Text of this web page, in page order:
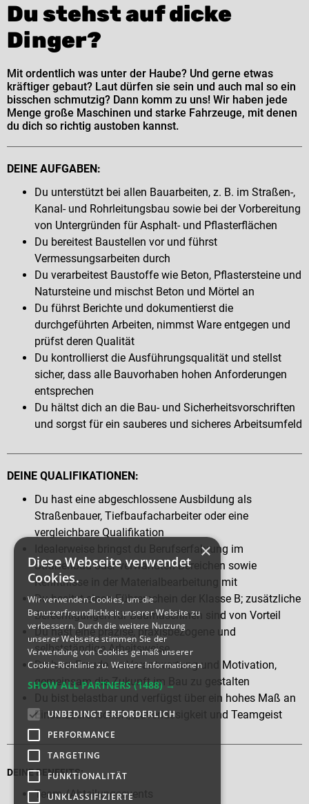
Du stehst auf dicke
Dinger?
Mit ordentlich was unter der Haube? Und gerne etwas
kräftiger gebaut? Laut dürfen sie sein und auch mal so ein
bisschen schmutzig? Dann komm zu uns! Wir haben jede
Menge große Maschinen und starke Fahrzeuge, mit denen
du dich so richtig austoben kannst.
DEINE AUFGABEN:
Du unterstützt bei allen Bauarbeiten, z. B. im Straßen-,
Kanal- und Rohrleitungsbau sowie bei der Vorbereitung
von Untergründen für Asphalt- und Pflasterflächen
Du bereitest Baustellen vor und führst
Vermessungsarbeiten durch
Du verarbeitest Baustoffe wie Beton, Pflastersteine und
Natursteine und mischst Beton und Mörtel an
Du führst Berichte und dokumentierst die
durchgeführten Arbeiten, nimmst Ware entgegen und
prüfst deren Qualität
Du kontrollierst die Ausführungsqualität und stellst
sicher, dass alle Bauvorhaben hohen Anforderungen
entsprechen
Du hältst dich an die Bau- und Sicherheitsvorschriften
und sorgst für ein sauberes und sicheres Arbeitsumfeld
DEINE QUALIFIKATIONEN:
Du hast eine abgeschlossene Ausbildung als
Straßenbauer, Tiefbaufacharbeiter oder eine
vergleichbare Qualifikation
Idealerweise bringst du Berufserfahrung im
Straßenbau oder verwandten Bereichen sowie
Kenntnisse in der Materialbearbeitung mit
Du besitzt einen Führerschein der Klasse B; zusätzliche
Berechtigungen für Baumaschinen sind von Vorteil
Du hast eine präzise, praxisbezogene und
selbstständige Arbeitsweise
Du hast Freude an Verantwortung und Motivation,
gemeinsam die Zukunft im Bau zu gestalten
Du bist belastbar und verfügst über ein hohes Maß an
Einsatzbereitschaft, Zuverlässigkeit und Teamgeist
DEINE BENEFITS:
Team-/Abteilungsevents
×
Diese Webseite verwendet
Cookies.
Wir verwenden Cookies, um die
Benutzerfreundlichkeit unserer Website zu
verbessern. Durch die weitere Nutzung
unserer Webseite stimmen Sie der
Verwendung von Cookies gemäß unserer
Cookie-Richtlinie zu. Weitere Informationen
SHOW ALL PARTNERS (1488) →
UNBEDINGT ERFORDERLICH
PERFORMANCE
TARGETING
FUNKTIONALITÄT
UNKLASSIFIZIERTE